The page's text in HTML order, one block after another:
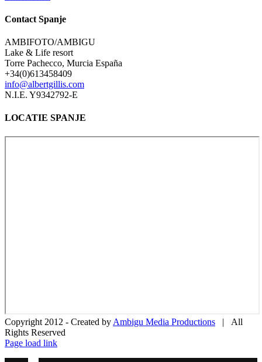
Contact Spanje
AMBIFOTO/AMBIGU
Lake & Life resort
Torre Pachecco, Murcia España
+34(0)613458409
info@albertgillis.com
N.I.E. Y9342792-E
LOCATIE SPANJE
Copyright 2012 - Created by Ambigu Media Productions | All
Rights Reserved
Instagram
Facebook
Instagram
Page load link